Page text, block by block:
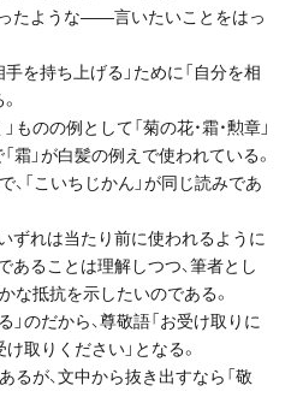
たような――言いたいことをはっ
を持ち上げる」ために「自分を相
のの例として「菊の花・霜・勲章」
霜」が白髪の例えで使われている。
、「こいちじかん」が同じ読みであ
ずれは当たり前に使われるように
あることは理解しつつ、筆者とし
な抵抗を示したいのである。
」のだから、尊敬語「お受け取りに
け取りください」となる。
るが、文中から抜き出すなら「敬